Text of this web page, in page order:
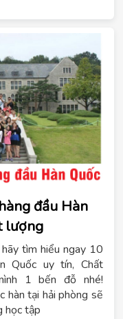
đầu Hàn
lượng
tìm hiểu ngay 10
Quốc uy tín, Chất
1 bến đỗ nhé!
hàn tại hải phòng sẽ
học tập